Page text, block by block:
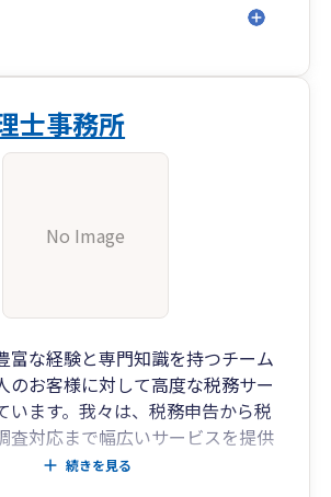
士事務所
No Image
富な経験と専門知識を持つチーム
のお客様に対して高度な税務サー
います。我々は、税務申告から税
査対応まで幅広いサービスを提供
ーズに合った最適なソリューショ
続きを見る